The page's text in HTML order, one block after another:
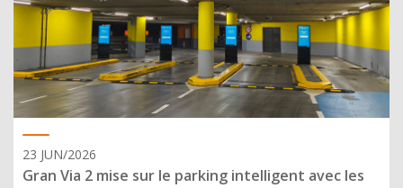
23 JUN/2026
Gran Via 2 mise sur le parking intelligent avec les